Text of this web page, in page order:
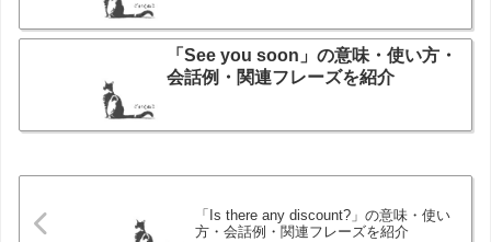
「See you soon」の意味・使い方・
会話例・関連フレーズを紹介
「Is there any discount?」の意味・使い
方・会話例・関連フレーズを紹介